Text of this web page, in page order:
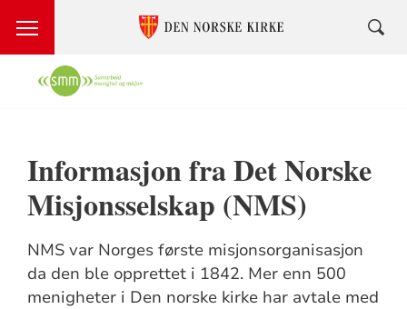
Informasjon fra Det Norske
Misjonsselskap (NMS)
NMS var Norges første misjonsorganisasjon
da den ble opprettet i 1842. Mer enn 500
menigheter i Den norske kirke har avtale med